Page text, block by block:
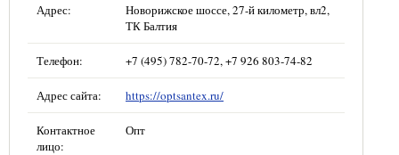
Адрес:
Новорижское шоссе, 27-й километр, вл2,
ТК Балтия
Телефон: +7 (495) 782-70-72, +7 926 803-74-82
Адрес сайта: https://optsantex.ru/
Контактное
лицо:
Опт